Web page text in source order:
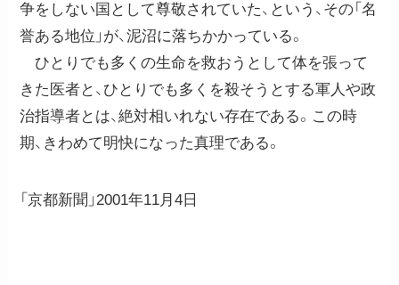
争をしない国として尊敬されていた、という、その「名
誉ある地位」が、泥沼に落ちかかっている。
ひとりでも多くの生命を救おうとして体を張って
きた医者と、ひとりでも多くを殺そうとする軍人や政
治指導者とは、絶対相いれない存在である。この時
期、きわめて明快になった真理である。
「京都新聞」2001年11月4日